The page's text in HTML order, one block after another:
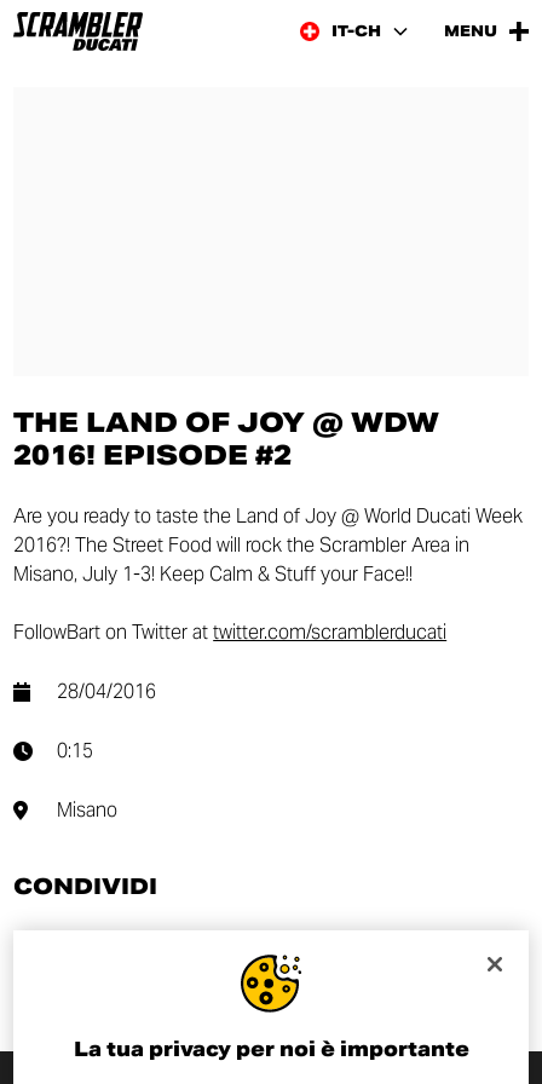
IT-CH MENU
THE LAND OF JOY @ WDW
2016! EPISODE #2
Are you ready to taste the Land of Joy @ World Ducati Week
2016?! The Street Food will rock the Scrambler Area in
Misano, July 1-3! Keep Calm & Stuff your Face!!
FollowBart on Twitter attwitter.com/scramblerducati
28/04/2016
0:15
Misano
CONDIVIDI
La tua privacy per noi è importante